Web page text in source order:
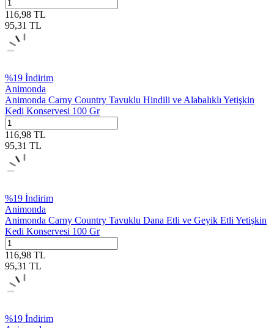
116,98 TL
95,31 TL
%19 İndirim
Animonda
Animonda Carny Country Tavuklu Hindili ve Alabalıklı Yetişkin
Kedi Konservesi 100 Gr
116,98 TL
95,31 TL
%19 İndirim
Animonda
Animonda Carny Country Tavuklu Dana Etli ve Geyik Etli Yetişkin
Kedi Konservesi 100 Gr
116,98 TL
95,31 TL
%19 İndirim